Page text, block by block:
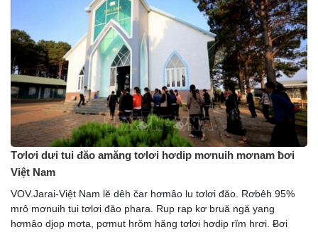
Tơlơi dưi tui đăo amăng tơlơi hơdip mơnuih mơnam ƀơi
Việt Nam
VOV.Jarai-Việt Nam lĕ dêh čar hơmâo lu tơlơi đăo. Rơbêh 95%
mrô mơnuih tui tơlơi đăo phara. Rup rap kơ bruă ngă yang
hơmâo djop mơta, pơmut hrŏm hăng tơlơi hơdip rĭm hrơi. Ƀơi